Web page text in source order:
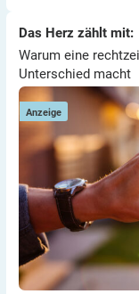
Warum eine
Das Herz zählt mit:
Warum eine
Unterschied macht
Anzeige